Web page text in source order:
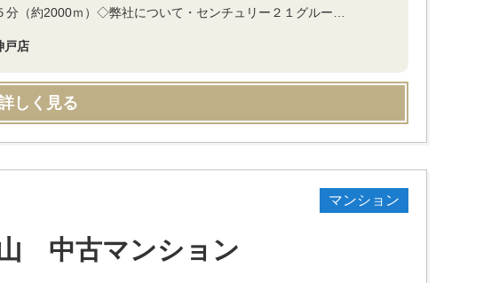
分（約2000ｍ）◇弊社について・センチュリー２１グルー…
戸店
しく見る
マンション
中古マンション